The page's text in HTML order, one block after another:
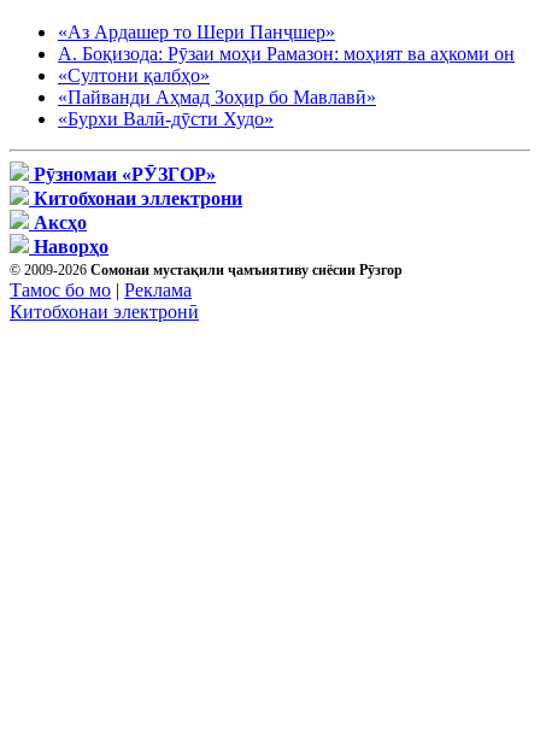
«Аз Ардашер то Шери Панҷшер»
А. Боқизода: Рӯзаи моҳи Рамазон: моҳият ва аҳкоми он
«Султони қалбҳо»
«Пайванди Аҳмад Зоҳир бо Мавлавӣ»
«Бурхи Валӣ-дӯсти Худо»
Рӯзномаи «РӮЗГОР»
Китобхонаи эллектрони
Аксҳо
Наворҳо
© 2009-2026 Сомонаи мустақили ҷамъиятиву сиёсии Рӯзгор
Тамос бо мо | Реклама
Китобхонаи электронӣ